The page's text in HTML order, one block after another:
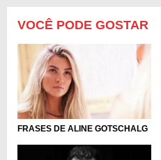
VOCÊ PODE GOSTAR
FRASES DE ALINE GOTSCHALG